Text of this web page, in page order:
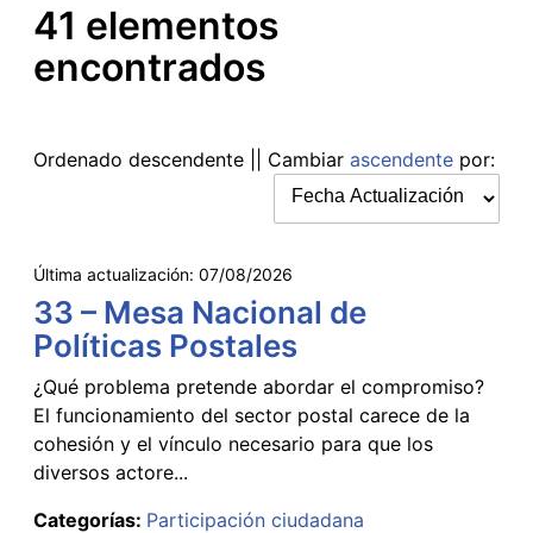
41 elementos
encontrados
Ordenado descendente || Cambiar ascendente por:
Última actualización: 07/08/2026
33 – Mesa Nacional de
Políticas Postales
¿Qué problema pretende abordar el compromiso?
El funcionamiento del sector postal carece de la
cohesión y el vínculo necesario para que los
diversos actore...
Categorías: Participación ciudadana